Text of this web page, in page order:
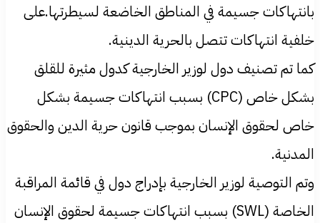
بانتهاكات جسيمة في المناطق الخاضعة لسيطرتها.على
خلفية انتهاكات تتصل بالحرية الدينية.
كما تم تصنيف دول لوزير الخارجية كدول مثيرة للقلق
بشكل خاص (CPC) بسبب انتهاكات جسيمة بشكل
خاص لحقوق الإنسان بموجب قانون حرية الدين والحقوق
المدنية.
وتم التوصية لوزير الخارجية بإدراج دول في قائمة المراقبة
الخاصة (SWL) بسبب انتهاكات جسيمة لحقوق الإنسان